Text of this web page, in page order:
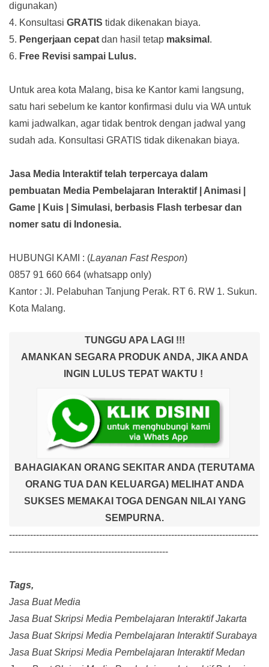
digunakan)
4. Konsultasi GRATIS tidak dikenakan biaya.
5. Pengerjaan cepat dan hasil tetap maksimal .
6. Free Revisi sampai Lulus.
Untuk area kota Malang, bisa ke Kantor kami langsung,
satu hari sebelum ke kantor konfirmasi dulu via WA untuk
kami jadwalkan, agar tidak bentrok dengan jadwal yang
sudah ada. Konsultasi GRATIS tidak dikenakan biaya.
Jasa Media Interaktif telah terpercaya dalam
pembuatan Media Pembelajaran Interaktif| Animasi |
Game | Kuis | Simulasi, berbasis Flash terbesar dan
nomer satu di Indonesia.
HUBUNGI KAMI : (Layanan Fast Respon)
0857 91 660 664 (whatsapp only)
Kantor : Jl. Pelabuhan Tanjung Perak. RT 6. RW 1. Sukun.
Kota Malang.
TUNGGU APA LAGI !!!
AMANKAN SEGARA PRODUK ANDA, JIKA ANDA
INGIN LULUS TEPAT WAKTU !
BAHAGIAKAN ORANG SEKITAR ANDA (TERUTAMA
ORANG TUA DAN KELUARGA) MELIHAT ANDA
SUKSES MEMAKAI TOGA DENGAN NILAI YANG
SEMPURNA.
-----------------------------------------------------------------------------------
-----------------------------------------------------
Tags,
Jasa Buat Media
Jasa Buat Skripsi Media Pembelajaran Interaktif Jakarta
Jasa Buat Skripsi Media Pembelajaran Interaktif Surabaya
Jasa Buat Skripsi Media Pembelajaran Interaktif Medan